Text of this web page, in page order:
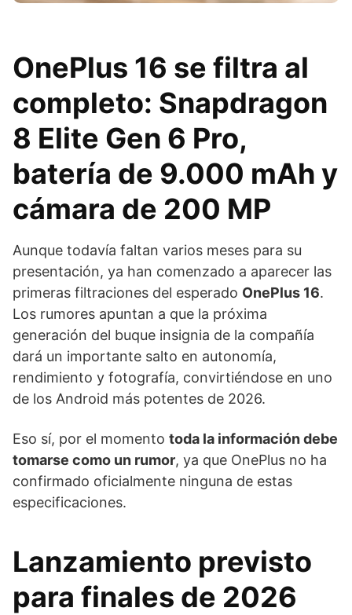
OnePlus 16 se filtra al
completo: Snapdragon
8 Elite Gen 6 Pro,
batería de 9.000 mAh y
cámara de 200 MP
Aunque todavía faltan varios meses para su
presentación, ya han comenzado a aparecer las
primeras filtraciones del esperado OnePlus 16.
Los rumores apuntan a que la próxima
generación del buque insignia de la compañía
dará un importante salto en autonomía,
rendimiento y fotografía, convirtiéndose en uno
de los Android más potentes de 2026.
Eso sí, por el momento toda la información debe
tomarse como un rumor, ya que OnePlus no ha
confirmado oficialmente ninguna de estas
especificaciones.
Lanzamiento previsto
para finales de 2026